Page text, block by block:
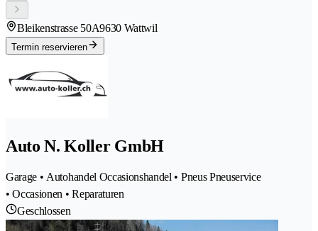
Bleikenstrasse 50A9630 Wattwil
Termin reservieren
Auto N. Koller GmbH
Garage • Autohandel Occasionshandel • Pneus Pneuservice
• Occasionen • Reparaturen
Geschlossen